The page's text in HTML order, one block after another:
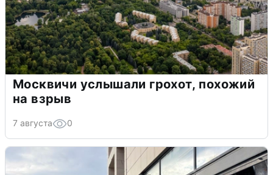
Москвичи услышали грохот, похожий
на взрыв
7 августа 0